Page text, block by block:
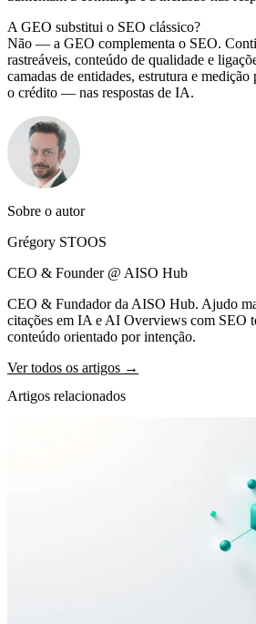
A GEO substitui o SEO clássico?
Não — a GEO complementa o SEO.
rastreáveis, conteúdo de qualidade e
camadas de entidades, estrutura e
o crédito — nas respostas de IA.
Sobre o autor
Grégory STOOS
CEO & Founder @ AISO Hub
CEO & Fundador da AISO Hub. Ajudo
citações em IA e AI Overviews com SEO
conteúdo orientado por intenção.
Ver todos os artigos →
Artigos relacionados